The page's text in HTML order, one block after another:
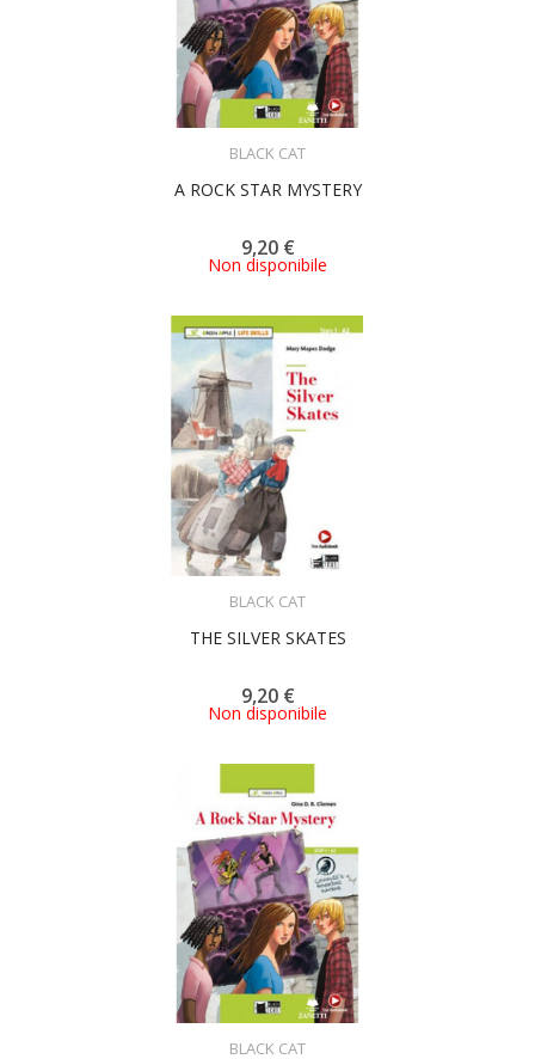
BLACK CAT
A ROCK STAR MYSTERY
9,20 €
Non disponibile
BLACK CAT
THE SILVER SKATES
9,20 €
Non disponibile
BLACK CAT